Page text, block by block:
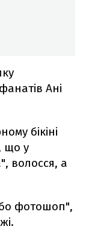
Ані
бікіні
що у
волосся, а
фотошоп",